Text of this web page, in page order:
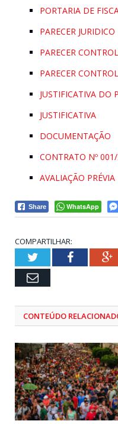
PORTARIA DE
PARECER JURIDICO
PARECER
PARECER
JUSTIFICATIVA DO
JUSTIFICATIVA
DOCUMENTAÇÃO
CONTRATO Nº
AVALIAÇÃO PRÉVIA
Share WhatsApp
COMPARTILHAR:
TwitterFacebook
Email
CONTEÚDO